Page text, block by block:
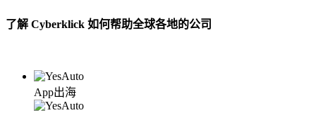
了解 Cyberklick 如何帮助全球各地的公司
App出海